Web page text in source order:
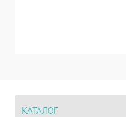
КАТАЛОГ